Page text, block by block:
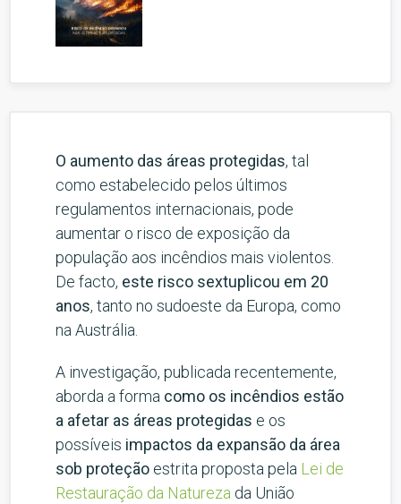
O aumento das áreas protegidas, tal
como estabelecido pelos últimos
regulamentos internacionais, pode
aumentar o risco de exposição da
população aos incêndios mais violentos.
De facto, este risco sextuplicou em 20
anos, tanto no sudoeste da Europa, como
na Austrália.
A investigação, publicada recentemente,
aborda a forma como os incêndios estão
a afetar as áreas protegidas e os
possíveis impactos da expansão da área
sob proteção estrita proposta pela Lei de
Restauração da Natureza da União